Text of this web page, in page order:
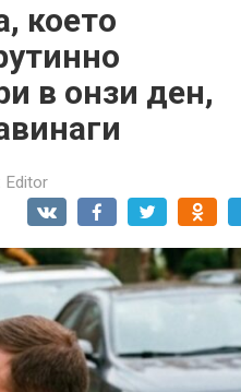
което
в онзи ден,
Editor